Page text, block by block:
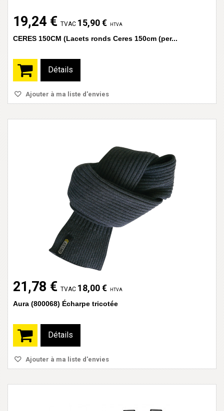
19,24 € TVAC 15,90 € HTVA
CERES 150CM (Lacets ronds Ceres 150cm (per...
Détails
Ajouter à ma liste d'envies
21,78 € TVAC 18,00 € HTVA
Aura (800068) Écharpe tricotée
Détails
Ajouter à ma liste d'envies